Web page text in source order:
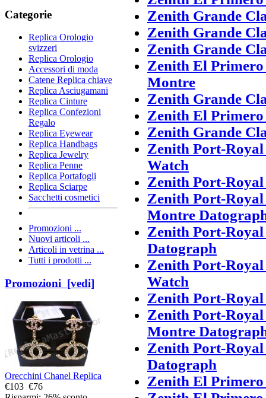
Categorie
Replica Orologio
svizzeri
Replica Orologio
Accessori di moda
Catene Replica chiave
Replica Asciugamani
Replica Cinture
Replica Confezioni
Regalo
Replica Eyewear
Replica Handbags
Replica Jewelry
Replica Penne
Replica Portafogli
Replica Sciarpe
Sacchetti cosmetici
Promozioni ...
Nuovi articoli ...
Articoli in vetrina ...
Tutti i prodotti ...
Promozioni [vedi]
Orecchini Chanel Replica
€103 €76
Zenith Grande
Zenith Grande
Zenith Grande
Zenith El Primero
Montre
Zenith Grande
Zenith El Primero
Zenith Grande
Zenith Port-
Watch
Zenith Port-
Zenith Port-
Montre
Zenith Port-
Datograph
Zenith Port-
Watch
Zenith Port-
Zenith Port-
Montre
Zenith Port-
Datograph
Zenith El